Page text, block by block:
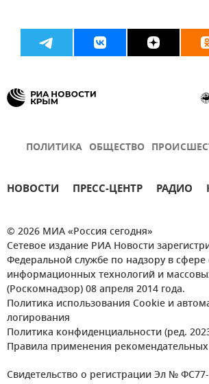
ПОЛИТИКА ОБЩЕСТВО
НОВОСТИ ПРЕСС-ЦЕНТР РАДИО
© 2026 МИА «Россия сегодня»
Сетевое издание РИА Новости
Федеральной службе по надзору в сфере
информационных технологий и
(Роскомнадзор) 08 апреля 2014 года.
Политика использования Cookie и
логирования
Политика конфиденциальности (ред.
Правила применения
Свидетельство о регистрации Эл №